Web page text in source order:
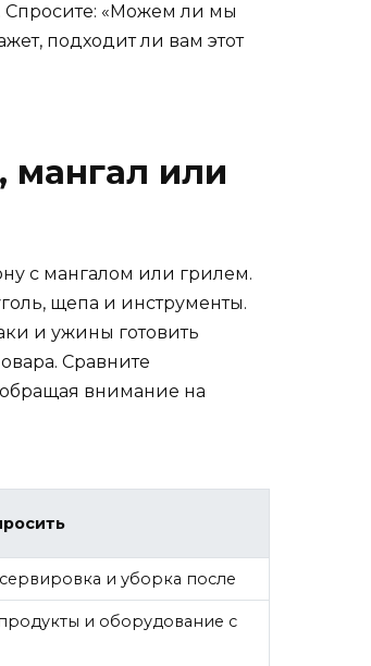
Спросите: «Можем ли мы
подходит ли вам этот
мангал или
с мангалом или грилем.
щепа и инструменты.
и ужины готовить
Сравните
внимание на
и уборка после
и оборудование с